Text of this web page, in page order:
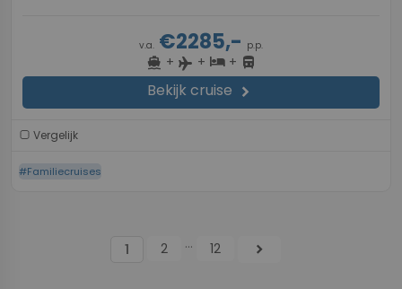
v.a. €2285,- p.p.
directions_boat + flight + hotel+ directions_bus
Bekijk cruise chevron_right
Vergelijk
#Familiecruises
1 2 ... 12 chevron_right